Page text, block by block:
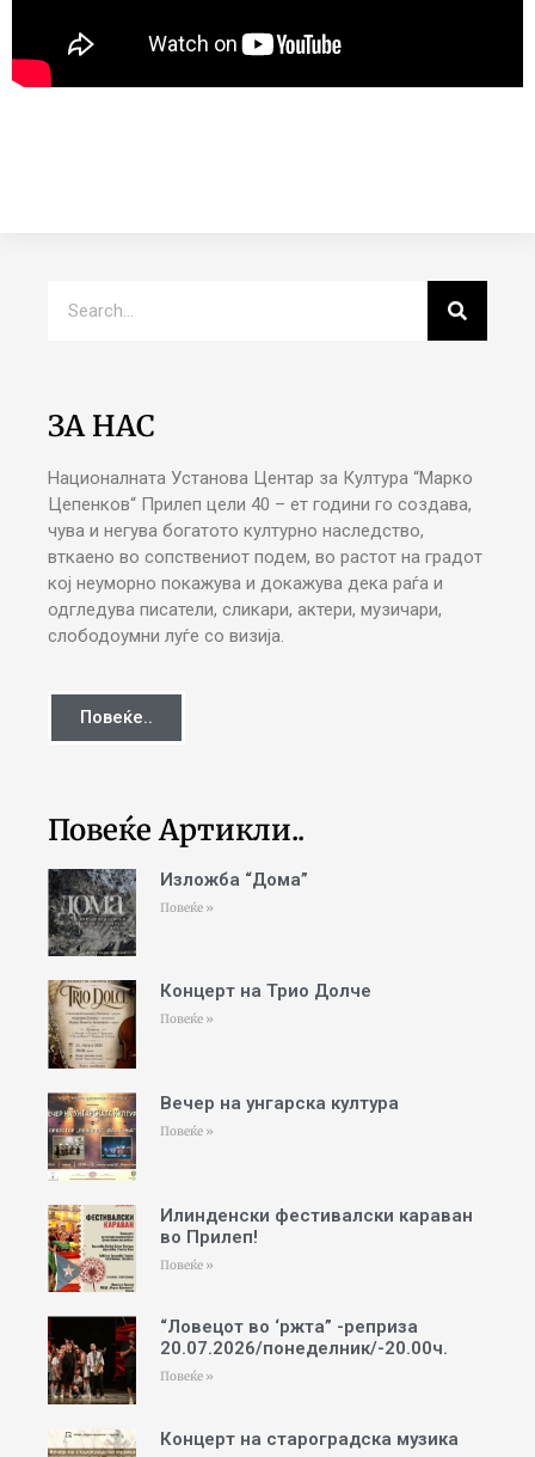
ЗА НАС
Националната Установа Центар за Култура “Марко
Цепенков“ Прилеп цели 40 – ет години го создава,
чува и негува богатото културно наследство,
вткаено во сопствениот подем, во растот на градот
кој неуморно покажува и докажува дека раѓа и
одгледува писатели, сликари, актери, музичари,
слободоумни луѓе со визија.
Повеќе..
Повеќе Артикли..
Изложба “Дома”
Повеќе »
Концерт на Трио Долче
Повеќе »
Вечер на унгарска култура
Повеќе »
Илинденски фестивалски караван
во Прилеп!
Повеќе »
“Ловецот во ‘ржта” -реприза
20.07.2026/понеделник/-20.00ч.
Повеќе »
Концерт на староградска музика